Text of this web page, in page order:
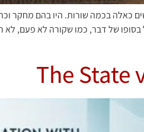
בכמה שורות. היו בהם מחקר
בסופו של דבר, כמו שקורה לא פעם,